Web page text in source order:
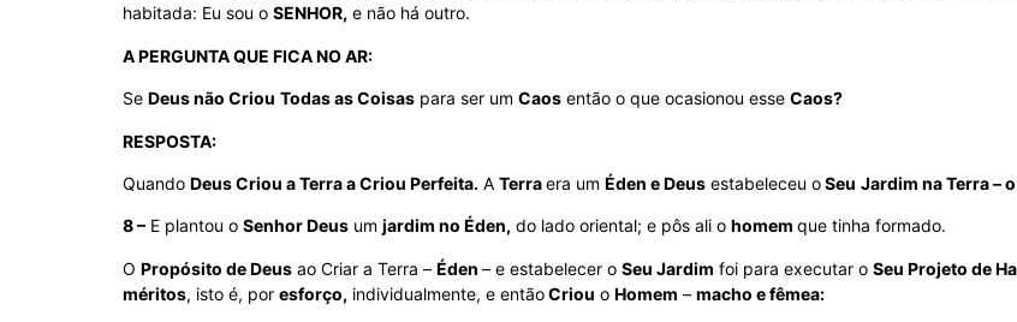
habitada: Eu sou o SENHOR, e não há outro.
A PERGUNTA QUE FICA NO AR:
Se Deus não Criou Todas as Coisas para ser um Caos então o que ocasionou esse Caos?
RESPOSTA:
Quando Deus Criou a Terra a Criou Perfeita. A Terraera um Éden e Deus estabeleceu oSeu Jardim na Terra –
8 – E plantou o Senhor Deus um jardim no Éden, do lado oriental; e pôs ali o homem que tinha formado.
O Propósito de Deus ao Criar a Terra – Éden – e estabelecer o Seu Jardim foi para executar o Seu Projeto de
méritos, isto é, por esforço, individualmente, e entãoCriou o Homem – macho e fêmea: